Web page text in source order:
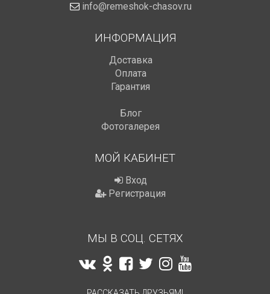
info@remeshok-chasov.ru
ИНФОРМАЦИЯ
Доставка
Оплата
Гарантия
Блог
Фотогалерея
МОЙ КАБИНЕТ
Вход
Регистрация
МЫ В СОЦ. СЕТЯХ